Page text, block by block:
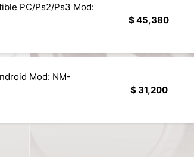
PC/Ps2/Ps3 Mod:
$ 45,380
Mod: NM-
$ 31,200